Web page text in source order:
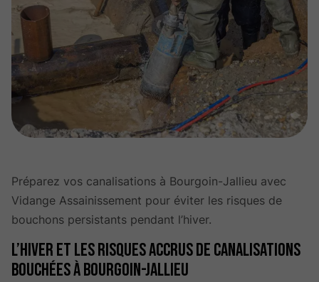
Préparez vos canalisations à Bourgoin-Jallieu avec
Vidange Assainissement pour éviter les risques de
bouchons persistants pendant l’hiver.
L’hiver et les risques accrus de canalisations
bouchées à Bourgoin-Jallieu